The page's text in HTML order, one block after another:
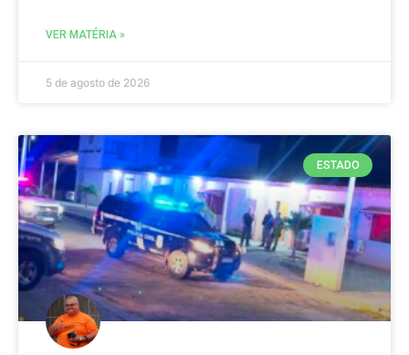
VER MATÉRIA »
5 de agosto de 2026
ESTADO